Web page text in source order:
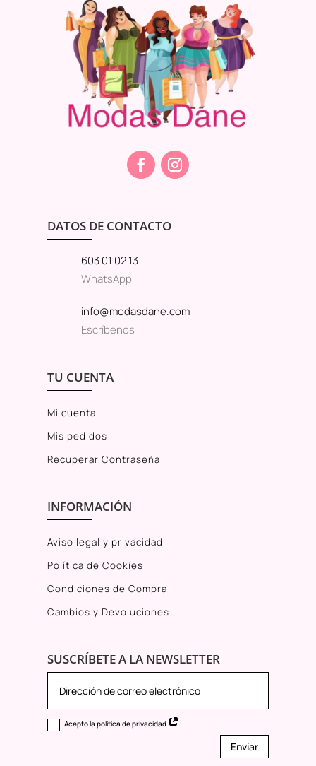
DATOS DE CONTACTO
603 01 02 13
WhatsApp
info@modasdane.com
Escríbenos
TU CUENTA
Mi cuenta
Mis pedidos
Recuperar Contraseña
INFORMACIÓN
Aviso legal y privacidad
Política de Cookies
Condiciones de Compra
Cambios y Devoluciones
SUSCRÍBETE A LA NEWSLETTER
Acepto la política de privacidad
Enviar